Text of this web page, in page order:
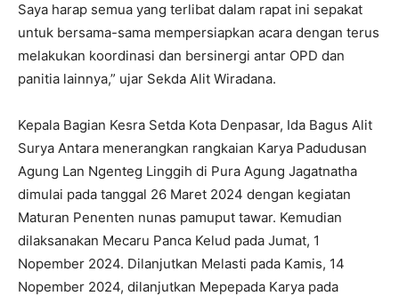
Saya harap semua yang terlibat dalam rapat ini sepakat
untuk bersama-sama mempersiapkan acara dengan terus
melakukan koordinasi dan bersinergi antar OPD dan
panitia lainnya,” ujar Sekda Alit Wiradana.
Kepala Bagian Kesra Setda Kota Denpasar, Ida Bagus Alit
Surya Antara menerangkan rangkaian Karya Padudusan
Agung Lan Ngenteg Linggih di Pura Agung Jagatnatha
dimulai pada tanggal 26 Maret 2024 dengan kegiatan
Maturan Penenten nunas pamuput tawar. Kemudian
dilaksanakan Mecaru Panca Kelud pada Jumat, 1
Nopember 2024. Dilanjutkan Melasti pada Kamis, 14
Nopember 2024, dilanjutkan Mepepada Karya pada